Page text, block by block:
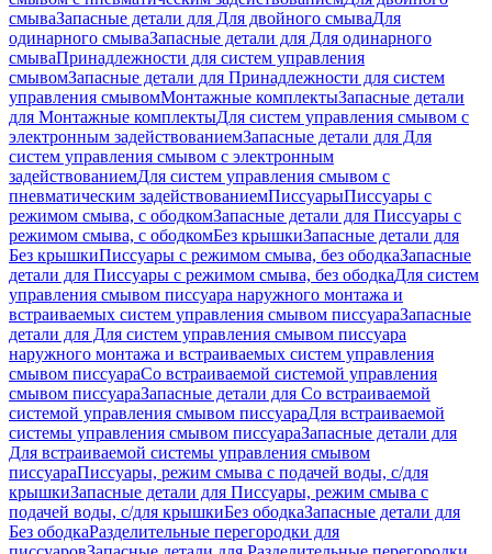
смываЗапасные детали для Для двойного смываДля
одинарного смываЗапасные детали для Для одинарного
смываПринадлежности для систем управления
смывомЗапасные детали для Принадлежности для систем
управления смывомМонтажные комплектыЗапасные детали
для Монтажные комплектыДля систем управления смывом с
электронным задействованиемЗапасные детали для Для
систем управления смывом с электронным
задействованиемДля систем управления смывом с
пневматическим задействованиемПиссуарыПиссуары с
режимом смыва, с ободкомЗапасные детали для Писсуары с
режимом смыва, с ободкомБез крышкиЗапасные детали для
Без крышкиПиссуары с режимом смыва, без ободкаЗапасные
детали для Писсуары с режимом смыва, без ободкаДля систем
управления смывом писсуара наружного монтажа и
встраиваемых систем управления смывом писсуараЗапасные
детали для Для систем управления смывом писсуара
наружного монтажа и встраиваемых систем управления
смывом писсуараСо встраиваемой системой управления
смывом писсуараЗапасные детали для Со встраиваемой
системой управления смывом писсуараДля встраиваемой
системы управления смывом писсуараЗапасные детали для
Для встраиваемой системы управления смывом
писсуараПиссуары, режим смыва с подачей воды, с/для
крышкиЗапасные детали для Писсуары, режим смыва с
подачей воды, с/для крышкиБез ободкаЗапасные детали для
Без ободкаРазделительные перегородки для